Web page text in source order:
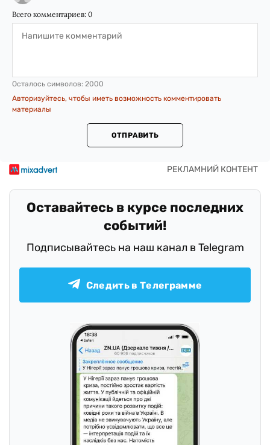
Всего комментариев: 0
Осталось символов: 2000
Авторизуйтесь, чтобы иметь возможность комментировать
материалы
ОТПРАВИТЬ
Оставайтесь в курсе последних
событий!
Подписывайтесь на наш канал в Telegram
Следить в Телеграмме